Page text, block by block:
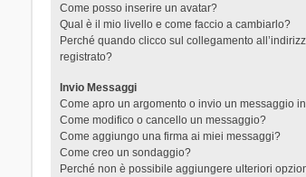
Come posso inserire un avatar?
Qual è il mio livello e come faccio a cambiarlo?
Perché quando clicco sul collegamento
registrato?
Invio Messaggi
Come apro un argomento o invio un messaggio
Come modifico o cancello un messaggio?
Come aggiungo una firma ai miei messaggi?
Come creo un sondaggio?
Perché non è possibile aggiungere ulteriori